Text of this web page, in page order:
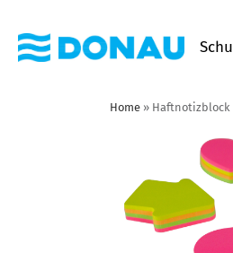
Home » Haftnotizblock